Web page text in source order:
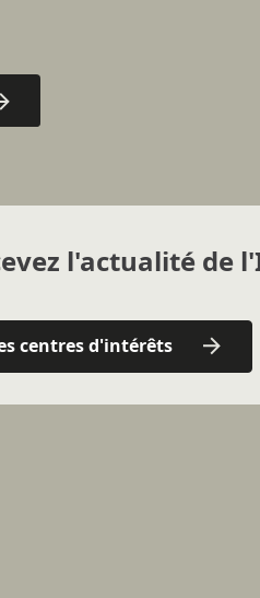
l'actualité de
centres d'intérêts